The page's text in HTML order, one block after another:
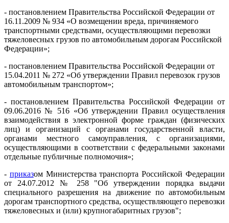
- постановлением Правительства Российской Федерации от
16.11.2009 № 934 «О возмещении вреда, причиняемого
транспортными средствами, осуществляющими перевозки
тяжеловесных грузов по автомобильным дорогам Российской
Федерации»;
- постановлением Правительства Российской Федерации от
15.04.2011 № 272 «Об утверждении Правил перевозок грузов
автомобильным транспортом»;
- постановлением Правительства Российской Федерации от
09.06.2016 № 516 «Об утверждении Правил осуществления
взаимодействия в электронной форме граждан (физических
лиц) и организаций с органами государственной власти,
органами местного самоуправления, с организациями,
осуществляющими в соответствии с федеральными законами
отдельные публичные полномочия»;
- приказом Министерства транспорта Российской Федерации
от 24.07.2012 № 258 "Об утверждении порядка выдачи
специального разрешения на движение по автомобильным
дорогам транспортного средства, осуществляющего перевозки
тяжеловесных и (или) крупногабаритных грузов";